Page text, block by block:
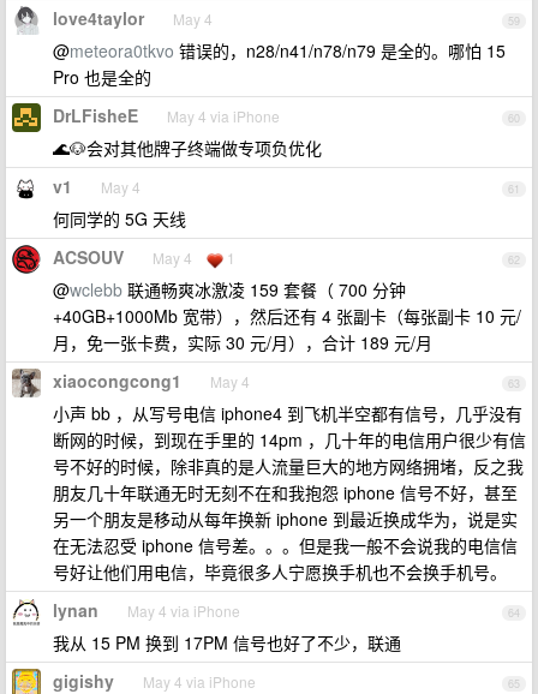
59
love4taylor May 4
@meteora0tkvo 错误的，n28/n41/n78/n79 是全的。哪怕 15
Pro 也是全的
60
DrLFisheE May 4 via iPhone
🌊🐶会对其他牌子终端做专项负优化
61
v1 May 4
何同学的 5G 天线
62
ACSOUV May 4 1
@wclebb 联通畅爽冰激凌 159 套餐（ 700 分钟
+40GB+1000Mb 宽带），然后还有 4 张副卡（每张副卡 10 元/
月，免一张卡费，实际 30 元/月），合计 189 元/月
63
xiaocongcong1 May 4
小声 bb ，从写号电信 iphone4 到飞机半空都有信号，几乎没有
断网的时候，到现在手里的 14pm ，几十年的电信用户很少有信
号不好的时候，除非真的是人流量巨大的地方网络拥堵，反之我
朋友几十年联通无时无刻不在和我抱怨 iphone 信号不好，甚至
另一个朋友是移动从每年换新 iphone 到最近换成华为，说是实
在无法忍受 iphone 信号差。。。但是我一般不会说我的电信信
号好让他们用电信，毕竟很多人宁愿换手机也不会换手机号。
64
lynan May 4 via iPhone
我从 15 PM 换到 17PM 信号也好了不少，联通
65
gigishy May 4 via iPhone